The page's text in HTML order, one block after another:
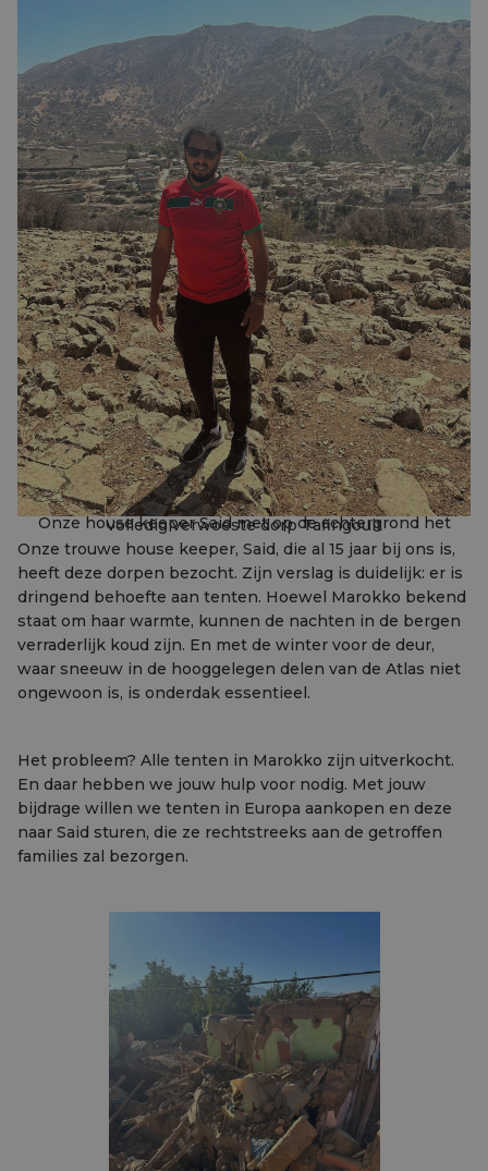
Onze house keeper Said met op de achtergrond het volledig verwoeste dorp Tafingoult
Onze trouwe house keeper, Said, die al 15 jaar bij ons is,
heeft deze dorpen bezocht. Zijn verslag is duidelijk: er is
dringend behoefte aan tenten. Hoewel Marokko bekend
staat om haar warmte, kunnen de nachten in de bergen
verraderlijk koud zijn. En met de winter voor de deur,
waar sneeuw in de hooggelegen delen van de Atlas niet
ongewoon is, is onderdak essentieel.
Het probleem? Alle tenten in Marokko zijn uitverkocht.
En daar hebben we jouw hulp voor nodig. Met jouw
bijdrage willen we tenten in Europa aankopen en deze
naar Said sturen, die ze rechtstreeks aan de getroffen
families zal bezorgen.